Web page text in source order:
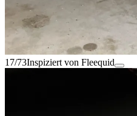
17/73Inspiziert von Fleequid